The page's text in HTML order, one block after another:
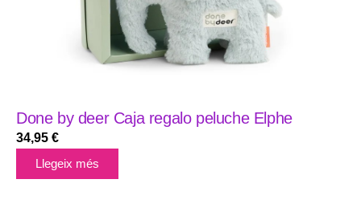
Done by deer Caja regalo peluche Elphe
34,95 €
Llegeix més